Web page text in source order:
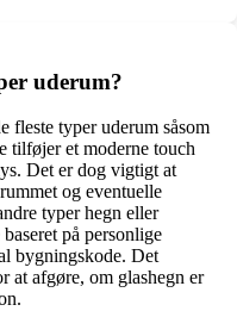
uderum?
fleste typer uderum såsom
tilføjer et moderne touch
Det er dog vigtigt at
og eventuelle
typer hegn eller
på personlige
bygningskode. Det
at afgøre, om glashegn er